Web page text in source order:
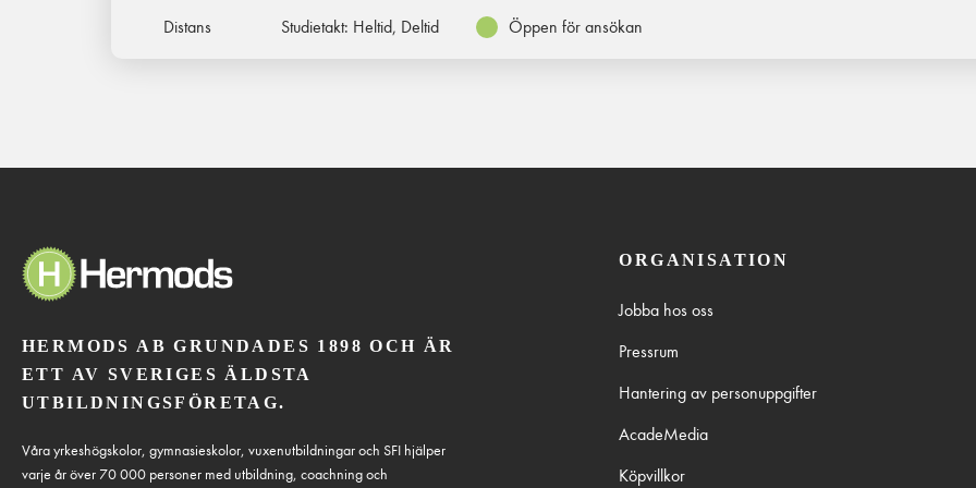
Distans Studietakt: Heltid, Deltid Öppen för ansökan
HERMODS AB GRUNDADES 1898 OCH ÄR
ETT AV SVERIGES ÄLDSTA
UTBILDNINGSFÖRETAG.
Våra yrkeshögskolor, gymnasieskolor, vuxenutbildningar och SFI hjälper
varje år över 70 000 personer med utbildning, coachning och
ORGANISATION
Jobba hos oss
Pressrum
Hantering av personuppgifter
AcadeMedia
Köpvillkor